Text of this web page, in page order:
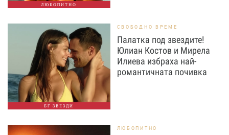
ЛЮБОПИТНО
БГ ЗВЕЗДИ
СВОБОДНО ВРЕМЕ
Палатка под звездите!
Юлиан Костов и Мирела
Илиева избраха най-
романтичната почивка
ЛЮБОПИТНО